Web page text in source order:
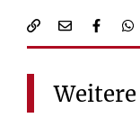
Weitere